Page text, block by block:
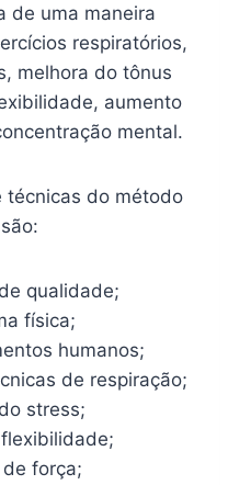
de uma maneira
respiratórios,
melhora do tônus
aumento
mental.
técnicas do método
qualidade;
física;
humanos;
de respiração;
stress;
força;